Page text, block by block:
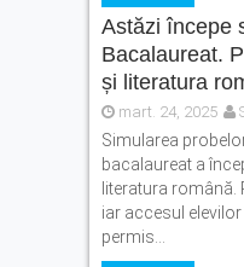
Astăzi începe
Bacalaureat.
și literatura
mart. 24, 2025
Simularea
bacalaureat a
literatura română.
iar accesul
permis...